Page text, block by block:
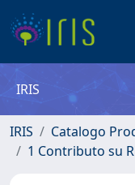
IRIS
IRIS
Catalogo
1 Contributo su